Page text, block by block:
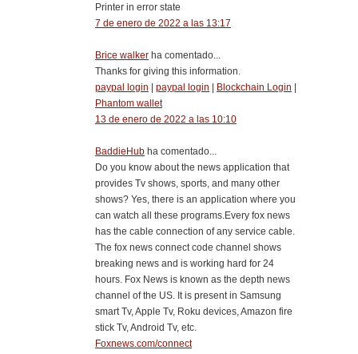
Printer in error state
7 de enero de 2022 a las 13:17
Brice walker ha comentado...
Thanks for giving this information.
paypal login | paypal login | Blockchain Login |
Phantom wallet
13 de enero de 2022 a las 10:10
BaddieHub ha comentado...
Do you know about the news application that
provides Tv shows, sports, and many other
shows? Yes, there is an application where you
can watch all these programs.Every fox news
has the cable connection of any service cable.
The fox news connect code channel shows
breaking news and is working hard for 24
hours. Fox News is known as the depth news
channel of the US. It is present in Samsung
smart Tv, Apple Tv, Roku devices, Amazon fire
stick Tv, Android Tv, etc.
Foxnews.com/connect